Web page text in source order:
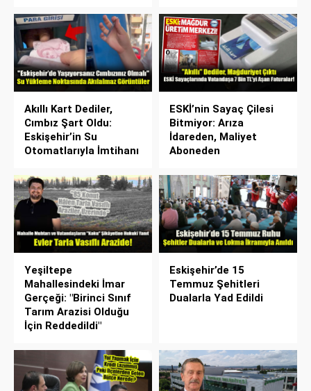
Akıllı Kart Dediler,
Cımbız Şart Oldu:
Eskişehir’in Su
Otomatlarıyla İmtihanı
ESKİ’nin Sayaç Çilesi
Bitmiyor: Arıza
İdareden, Maliyet
Aboneden
Yeşiltepe
Mahallesindeki İmar
Gerçeği: "Birinci Sınıf
Tarım Arazisi Olduğu
İçin Reddedildi"
Eskişehir’de 15
Temmuz Şehitleri
Dualarla Yad Edildi